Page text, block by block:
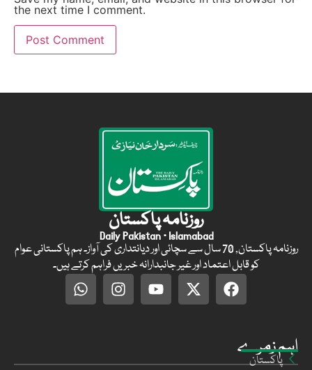
the next time I comment.
اہم زمرے
پاکستان
روزنامہ پاکستان
Daily Pakistan · Islamabad
روزنامہ پاکستان, 70 سال سے سچائی اور دیانتداری کی آواز۔ ہم پاکستانی عوام
کو قابل اعتماد اور غیر جانبدارانہ خبریں فراہم کرتے ہیں۔